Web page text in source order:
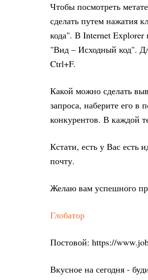
Чтобы посмотреть
сделать путем нажатия
кода". В Internet Explorer
"Вид – Исходный код".
Ctrl+F.
Какой можно сделать
запроса, наберите его в
конкурентов. В каждой
Кстати, есть у Вас есть
почту.
Желаю вам успешного
Глобатор
Постовой: https://
Вкусное на сегодня -